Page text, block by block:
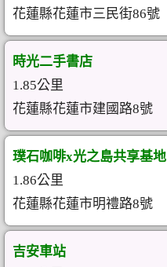
花蓮縣花蓮市三民街86號
時光二手書店
1.85公里
花蓮縣花蓮市建國路8號
璞石咖啡x光之島共享基地
1.86公里
花蓮縣花蓮市明禮路8號
吉安車站